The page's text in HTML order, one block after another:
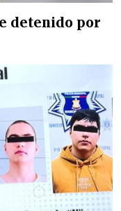
detenido por